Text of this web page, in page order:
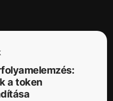
a token